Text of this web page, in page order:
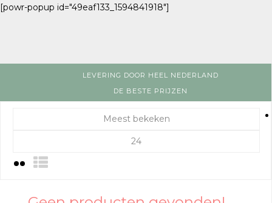
[powr-popup id="49eaf133_1594841918"]
LEVERING DOOR HEEL NEDERLAND
DE BESTE PRIJZEN
Meest bekeken
24